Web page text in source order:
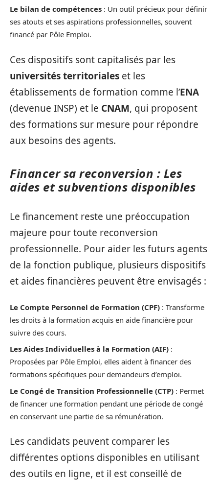
Le bilan de compétences : Un outil précieux pour définir
ses atouts et ses aspirations professionnelles, souvent
financé par Pôle Emploi.
Ces dispositifs sont capitalisés par les
universités territoriales et les
établissements de formation comme l’ENA
(devenue INSP) et le CNAM, qui proposent
des formations sur mesure pour répondre
aux besoins des agents.
Financer sa reconversion : Les
aides et subventions disponibles
Le financement reste une préoccupation
majeure pour toute reconversion
professionnelle. Pour aider les futurs agents
de la fonction publique, plusieurs dispositifs
et aides financières peuvent être envisagés :
Le Compte Personnel de Formation (CPF) : Transforme
les droits à la formation acquis en aide financière pour
suivre des cours.
Les Aides Individuelles à la Formation (AIF) :
Proposées par Pôle Emploi, elles aident à financer des
formations spécifiques pour demandeurs d’emploi.
Le Congé de Transition Professionnelle (CTP) : Permet
de financer une formation pendant une période de congé
en conservant une partie de sa rémunération.
Les candidats peuvent comparer les
différentes options disponibles en utilisant
des outils en ligne, et il est conseillé de